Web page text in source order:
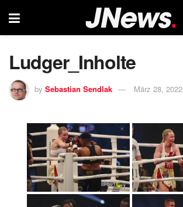
Ludger_Inholte
by Sebastian Sendlak März 28, 2022